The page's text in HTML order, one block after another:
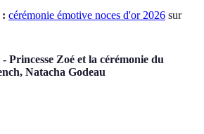
: cérémonie émotive noces d'or 2026 sur
Princesse Zoé et la cérémonie du
Natacha Godeau